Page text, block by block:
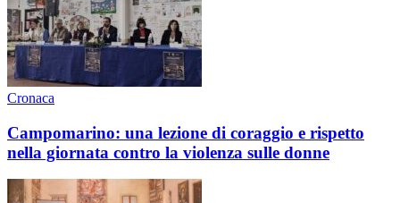
Cronaca
Campomarino: una lezione di coraggio e rispetto
nella giornata contro la violenza sulle donne